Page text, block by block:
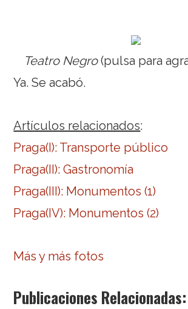
Teatro Negro(pulsa para
Ya. Se acabó.
Artículos relacionados:
Praga(I): Transporte público
Praga(II): Gastronomía
Praga(III): Monumentos (1)
Praga(IV): Monumentos (2)
Más y más fotos
Publicaciones Relacionadas: